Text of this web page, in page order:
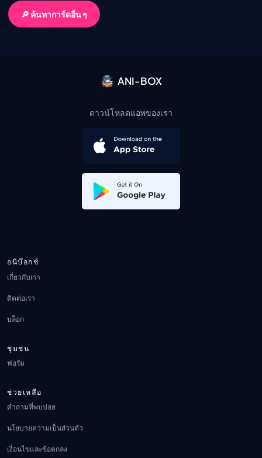
🔎 ค้นหาการ์ดอื่น ๆ
ANI-BOX
ดาวน์โหลดแอพของเรา
อนิบ๊อกช์
เกี่ยวกับเรา
ติดต่อเรา
บล็อก
ชุมชน
ฟอรั่ม
ช่วยเหลือ
คำถามที่พบบ่อย
นโยบายความเป็นส่วนตัว
เงื่อนไขและข้อตกลง